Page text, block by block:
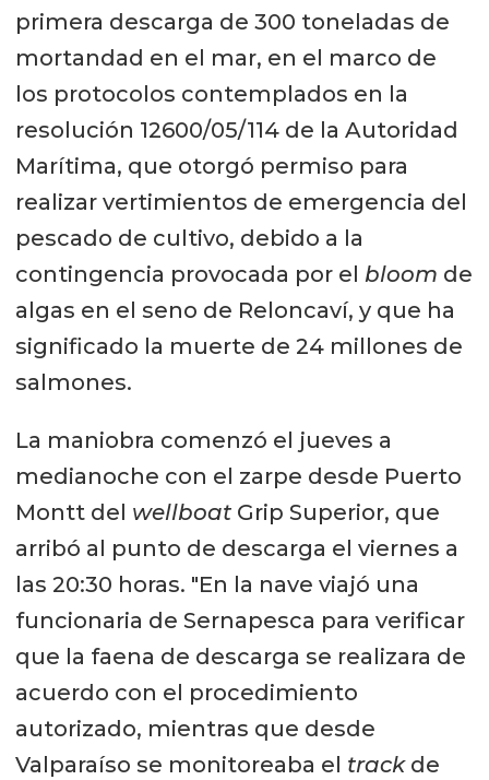
primera descarga de 300 toneladas de
mortandad en el mar, en el marco de
los protocolos contemplados en la
resolución 12600/05/114 de la Autoridad
Marítima, que otorgó permiso para
realizar vertimientos de emergencia del
pescado de cultivo, debido a la
contingencia provocada por el bloom de
algas en el seno de Reloncaví, y que ha
significado la muerte de 24 millones de
salmones.
La maniobra comenzó el jueves a
medianoche con el zarpe desde Puerto
Montt del wellboatGrip Superior, que
arribó al punto de descarga el viernes a
las 20:30 horas. "En la nave viajó una
funcionaria de Sernapesca para verificar
que la faena de descarga se realizara de
acuerdo con el procedimiento
autorizado, mientras que desde
Valparaíso se monitoreaba el trackde